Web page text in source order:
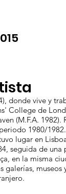
donde vive y
College de
(M.F.A. 1982).
1980/
lugar en
seguida de una
en la misma
galerías, museos